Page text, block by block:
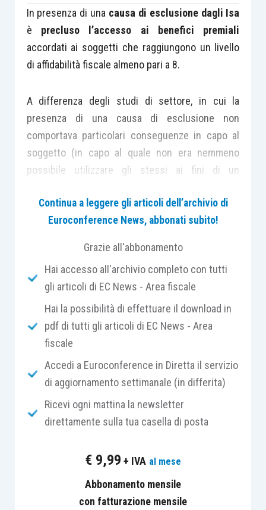
In presenza di una causa di esclusione dagli Isa
è precluso l’accesso ai benefici premiali
accordati ai soggetti che raggiungono un livello
di affidabilità fiscale almeno pari a 8.
A differenza degli studi di settore, in cui la
presenza di una causa di esclusione non
comportava particolari conseguenze in capo al
soggetto (in capo al quale non era nemmeno
possibile utilizzare gli stessi ai fini di un
elementi), per inuovi indicatori di affidabilità
fiscale(introdotti a partire dal periodo d’imposta
l’impossibilità di avvalersi dei benefici premiali
individuati nel Provvedimento direttoriale del 10
maggio 2019.
Si ricorda che i benefici premiali sono concessi a
condizione che il contribuente (esercente
attività d’impresa o di lavoro autonomo)
dei ricavi, unlivello di affidabilità fiscale almeno
Sotto tale livello, infatti, non è possibile accedere
ad alcuno dei benefici previsti, mentre con un
livello pari o inferiore a 6 è prevista la possibilità
Continua a leggere gli articoli dell’archivio di
Euroconference News, abbonati subito!
Grazie all'abbonamento
Hai accesso all'archivio completo con tutti
gli articoli di EC News - Area fiscale
Hai la possibilità di effettuare il download in
pdf di tutti gli articoli di EC News - Area
fiscale
Accedi a Euroconference in Diretta il servizio
di aggiornamento settimanale (in differita)
Ricevi ogni mattina la newsletter
direttamente sulla tua casella di posta
€ 9,99 + IVA al mese
Abbonamento mensile
con fatturazione mensile